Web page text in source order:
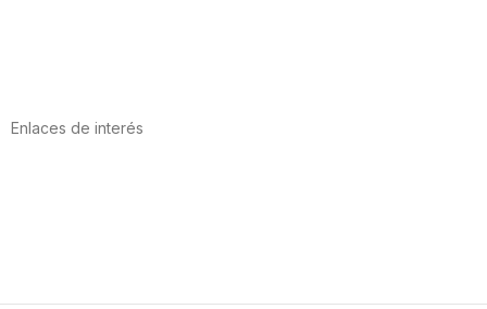
Enlaces de interés